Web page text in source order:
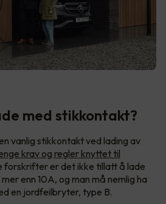
med stikkontakt?
vanlig stikkontakt ved lading av
krav og regler knyttet til
forskrifter er det ikke tillatt å lade
enn 10A, og man må nemlig ha
en jordfeilbryter, type B.